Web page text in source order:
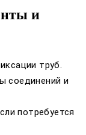
и
труб.
соединений и
потребуется